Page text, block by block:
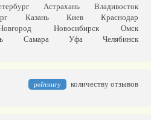
Астрахань
Владивосток
Казань Киев
Краснодар
Новосибирск
Омск
Самара Уфа
Челябинск
рейтингу
количеству отзывов